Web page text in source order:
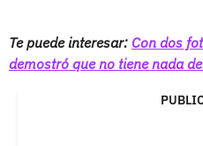
Te puede interesar: Con dos
demostró que no tiene nada de